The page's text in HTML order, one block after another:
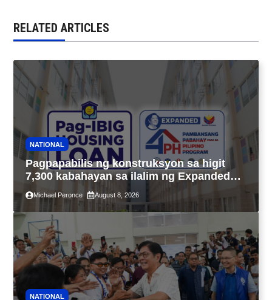
RELATED ARTICLES
NATIONAL
Pagpapabilis ng konstruksyon sa higit
7,300 kabahayan sa ilalim ng Expanded
4PH, posible na sa pagtutulungan ng Pag-
IBIG at P.A. Alvarez
Michael Peronce August 8, 2026
NATIONAL